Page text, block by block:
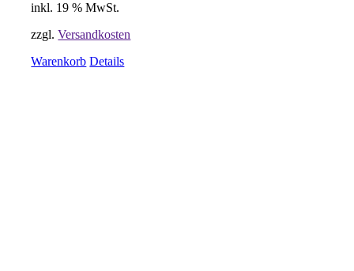
inkl. 19 % MwSt.
zzgl.Versandkosten
Warenkorb Details